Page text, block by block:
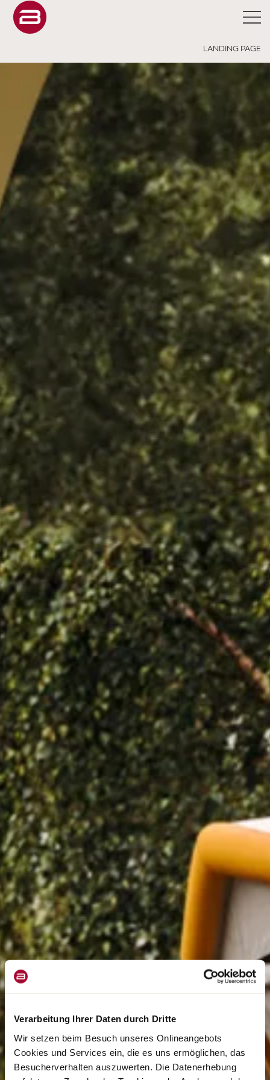
Verarbeitung Ihrer Daten durch Dritte
Wir setzen beim Besuch unseres Onlineangebots
Cookies und Services ein, die es uns ermöglichen, das
Besucherverhalten auszuwerten. Die Datenerhebung
LANDING PAGE